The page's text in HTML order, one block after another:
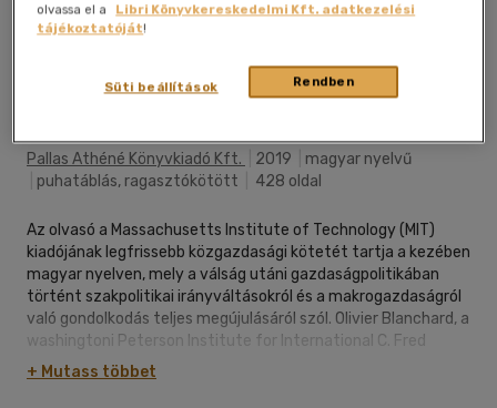
Kívánságlistához adom
Pallas Athéné Könyvkiadó Kft. 2019
magyar nyelvű
puhatáblás, ragasztókötött 428 oldal
Az olvasó a Massachusetts Institute of Technology (MIT)
kiadójának legfrissebb közgazdasági kötetét tartja a kezében
magyar nyelven, mely a válság utáni gazdaságpolitikában
történt szakpolitikai irányváltásokról és a makrogazdaságról
való gondolkodás teljes megújulásáról szól. Olivier Blanchard, a
washingtoni Peterson Institute for International C. Fred
Bergsten szenior kutatója, valamint a Nemzetközi Valutaalap
(IMF) egykori vezető közgazdásza (2008-2015), és Lawrence
+ Mutass többet
olvassa el a
Libri Könyvkereskedelmi Kft. adatkezelési
tájékoztatóját!
Rendben
Süti beállítások